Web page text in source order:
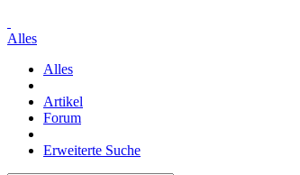
Alles
Alles
Artikel
Forum
Erweiterte Suche